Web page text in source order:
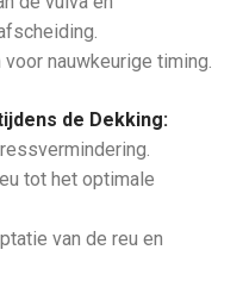
nauwkeurige timing.
de Dekking:
tot het optimale
van de reu en